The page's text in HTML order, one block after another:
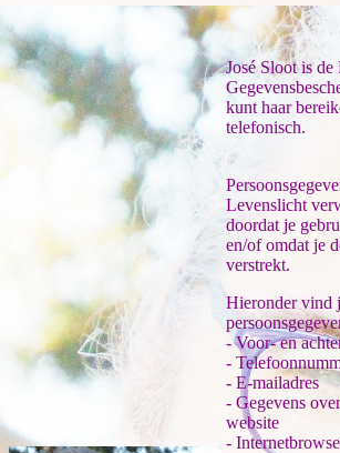
José Sloot is
kunt haar
telefonisch.
Levenslicht
doordat je
en/of omdat je
verstrekt.
Hieronder vind
- Voor- en
-
- E-mailadres
- Gegevens
website
-